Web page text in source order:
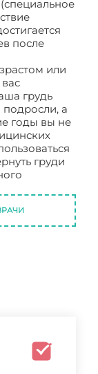
после
или
грудь
а
годы вы не
груди